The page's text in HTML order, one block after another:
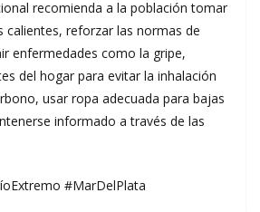
recomienda a la población tomar
calientes, reforzar las normas de
enfermedades como la gripe,
del hogar para evitar la inhalación
usar ropa adecuada para bajas
informado a través de las
#MarDelPlata